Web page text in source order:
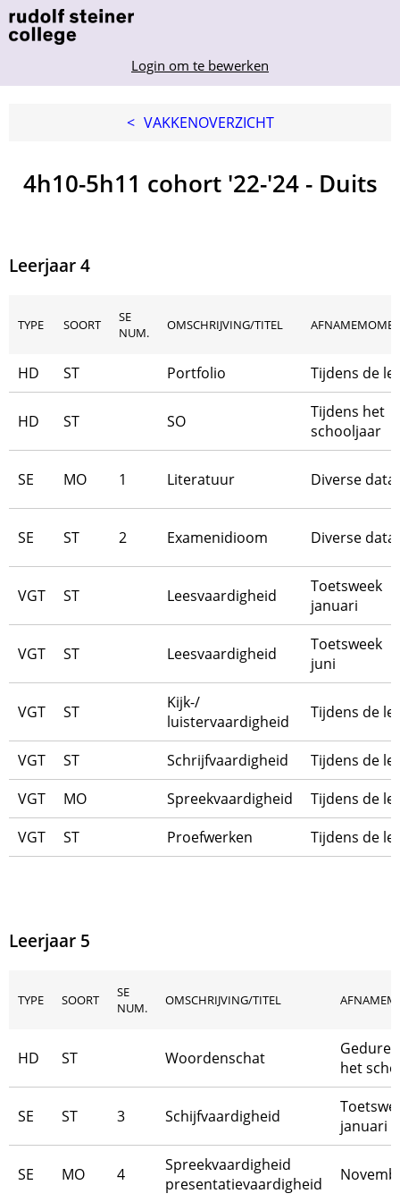
Login om te bewerken
< VAKKENOVERZICHT
4h10-5h11 cohort '22-'24 - Duits
Leerjaar 4
TYPE SOORT
SE
NUM.
OMSCHRIJVING/TITEL
HD ST Portfolio Tijdens de
HD ST SO
Tijdens het
schooljaar
SE MO 1 Literatuur Diverse data
SE ST 2 Examenidioom Diverse data
VGT ST Leesvaardigheid
Toetsweek
januari
VGT ST Leesvaardigheid
Toetsweek
juni
VGT ST
Kijk-/
luistervaardigheid
Tijdens de
VGT ST Schrijfvaardigheid
Tijdens de
VGT
MO Spreekvaardigheid
Tijdens de
VGT
ST Proefwerken Tijdens de
Leerjaar 5
TYPE SOORT
SE
NUM.
OMSCHRIJVING/TITEL
HD ST Woordenschat
het
SE ST 3 Schijfvaardigheid
januari
SE MO 4
Spreekvaardigheid
presentatievaardigheid